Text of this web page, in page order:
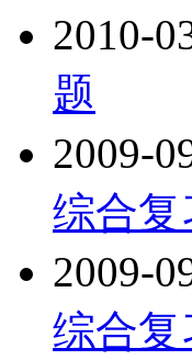
2010-
题
2009-
综合
2009-
综合